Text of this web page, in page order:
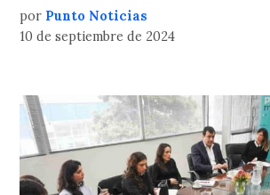
por Punto Noticias
10 de septiembre de 2024